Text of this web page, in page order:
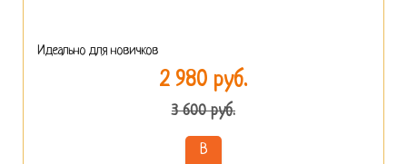
Идеально для новичков
2 980 руб.
3 600 руб.
В